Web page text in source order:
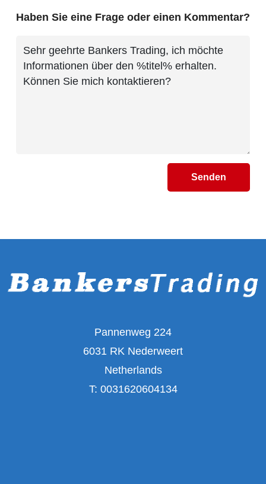
Haben Sie eine Frage oder einen Kommentar?
Senden
Pannenweg 224
6031 RK Nederweert
Netherlands
T: 0031620604134